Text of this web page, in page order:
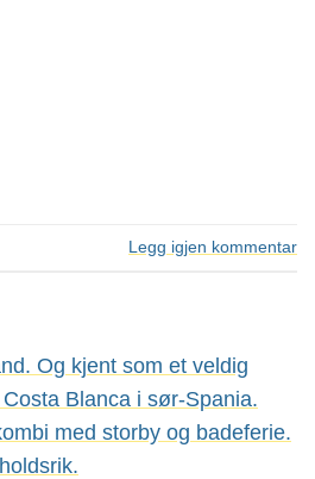
Legg igjen kommentar
Og kjent som et veldig
Blanca i sør-Spania.
med storby og badeferie.